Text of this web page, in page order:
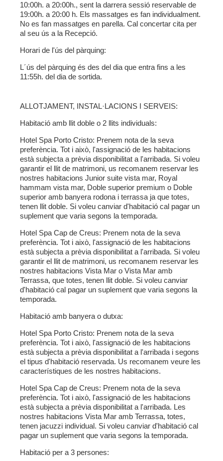
10:00h. a 20:00h., sent la darrera sessió reservable de
19:00h. a 20:00 h. Els massatges es fan individualment.
No es fan massatges en parella. Cal concertar cita per
al seu ús a la Recepció.
Horari de l'ús del pàrquing:
L´ús del pàrquing és des del dia que entra fins a les
11:55h. del dia de sortida.
ALLOTJAMENT, INSTAL·LACIONS I SERVEIS:
Habitació amb llit doble o 2 llits individuals:
Hotel Spa Porto Cristo: Prenem nota de la seva
preferència. Tot i això, l'assignació de les habitacions
està subjecta a prèvia disponibilitat a l'arribada. Si voleu
garantir el llit de matrimoni, us recomanem reservar les
nostres habitacions Junior suite vista mar, Royal
hammam vista mar, Doble superior premium o Doble
superior amb banyera rodona i terrassa ja que totes,
tenen llit doble. Si voleu canviar d'habitació cal pagar un
suplement que varia segons la temporada.
Hotel Spa Cap de Creus: Prenem nota de la seva
preferència. Tot i això, l'assignació de les habitacions
està subjecta a prèvia disponibilitat a l'arribada. Si voleu
garantir el llit de matrimoni, us recomanem reservar les
nostres habitacions Vista Mar o Vista Mar amb
Terrassa, que totes, tenen llit doble. Si voleu canviar
d'habitació cal pagar un suplement que varia segons la
temporada.
Habitació amb banyera o dutxa:
Hotel Spa Porto Cristo: Prenem nota de la seva
preferència. Tot i això, l'assignació de les habitacions
està subjecta a prèvia disponibilitat a l'arribada i segons
el tipus d'habitació reservada. Us recomanem veure les
característiques de les nostres habitacions.
Hotel Spa Cap de Creus: Prenem nota de la seva
preferència. Tot i això, l'assignació de les habitacions
està subjecta a prèvia disponibilitat a l'arribada. Les
nostres habitacions Vista Mar amb Terrassa, totes,
tenen jacuzzi individual. Si voleu canviar d'habitació cal
pagar un suplement que varia segons la temporada.
Habitació per a 3 persones: